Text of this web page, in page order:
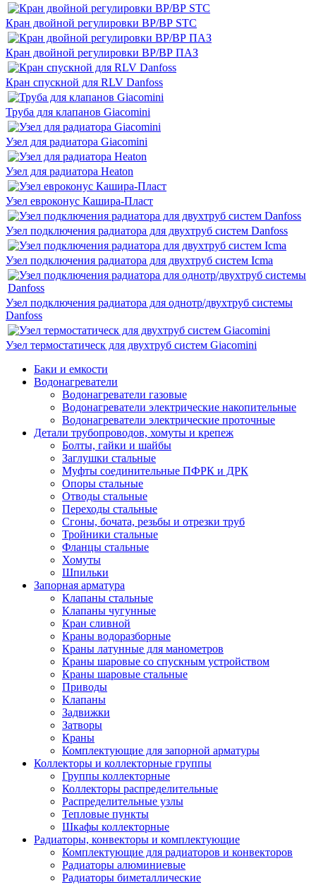
Кран двойной регулировки ВР/ВР STC
Кран двойной регулировки ВР/ВР ПАЗ
Кран спускной для RLV Danfoss
Труба для клапанов Giacomini
Узел для радиатора Giacomini
Узел для радиатора Heaton
Узел евроконус Кашира-Пласт
Узел подключения радиатора для двухтруб систем Danfoss
Узел подключения радиатора для двухтруб систем Icma
Узел подключения радиатора для однотр/двухтруб системы
Danfoss
Узел термостатическ для двухтруб систем Giacomini
Баки и емкости
Водонагреватели
Водонагреватели газовые
Водонагреватели электрические накопительные
Водонагреватели электрические проточные
Детали трубопроводов, хомуты и крепеж
Болты, гайки и шайбы
Заглушки стальные
Муфты соединительные ПФРК и ДРК
Опоры стальные
Отводы стальные
Переходы стальные
Сгоны, бочата, резьбы и отрезки труб
Тройники стальные
Фланцы стальные
Хомуты
Шпильки
Запорная арматура
Клапаны стальные
Клапаны чугунные
Кран сливной
Краны водоразборные
Краны латунные для манометров
Краны шаровые со спускным устройством
Краны шаровые стальные
Приводы
Клапаны
Задвижки
Затворы
Краны
Комплектующие для запорной арматуры
Коллекторы и коллекторные группы
Группы коллекторные
Коллекторы распределительные
Распределительные узлы
Тепловые пункты
Шкафы коллекторные
Радиаторы, конвекторы и комплектующие
Комплектующие для радиаторов и конвекторов
Радиаторы алюминиевые
Радиаторы биметаллические